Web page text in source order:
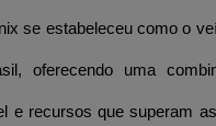
se estabeleceu como o
oferecendo uma
e recursos que superam